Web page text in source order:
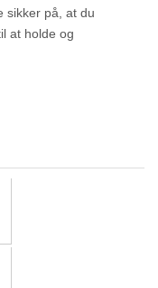
sikker på, at du
at holde og